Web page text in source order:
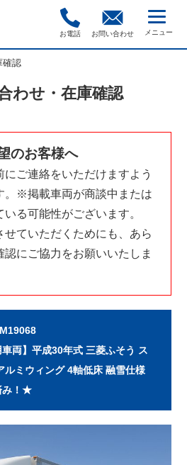
お電話 お問い合わせ
確認
わせ・在庫確認
のお客様へ
にご連絡をいただけますよう
。※掲載車両が商談中または
る可能性がございます。
せていただくためにも、あら
にご協力をお願いいたしま
車両】平成30年式 三菱ふそう ス
ルミウィング 4軸低床 融雪仕様
み！★